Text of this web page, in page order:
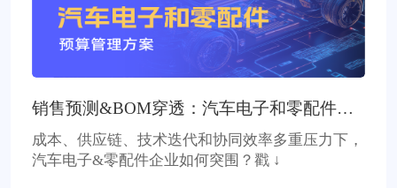
销售预测&BOM穿透：汽车电子和零配件企
业预算升级
成本、供应链、技术迭代和协同效率多重压力下，
汽车电子&零配件企业如何突围？戳 ↓